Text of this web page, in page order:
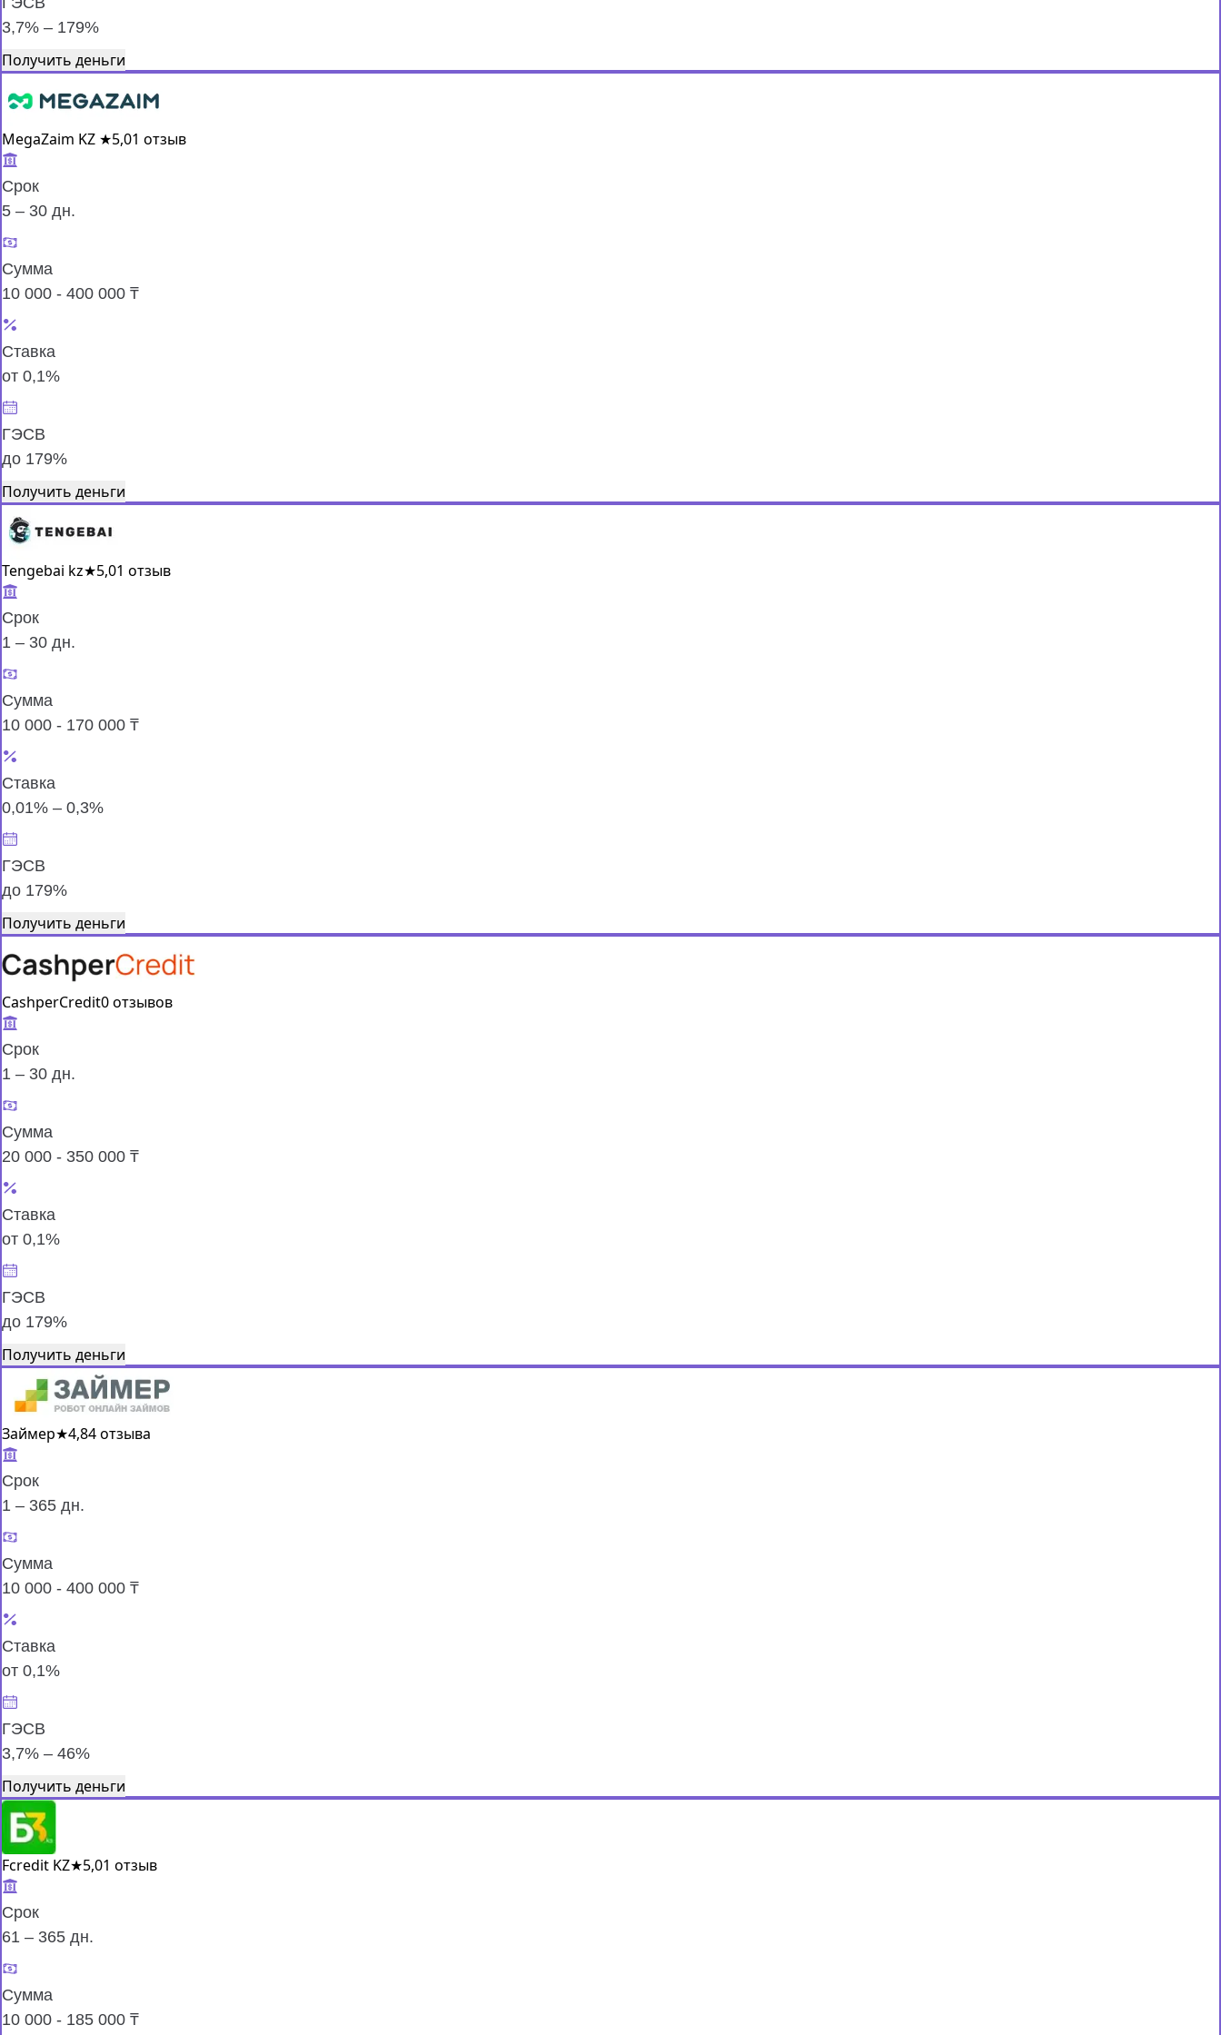
3,7% – 179%
Получить деньги
MegaZaim KZ ★5,01 отзыв
Срок
5 – 30 дн.
Сумма
10 000 - 400 000 ₸
Ставка
от 0,1%
ГЭСВ
до 179%
Получить деньги
Tengebai kz★5,01 отзыв
Срок
1 – 30 дн.
Сумма
10 000 - 170 000 ₸
Ставка
0,01% – 0,3%
ГЭСВ
до 179%
Получить деньги
CashperCredit0 отзывов
Срок
1 – 30 дн.
Сумма
20 000 - 350 000 ₸
Ставка
от 0,1%
ГЭСВ
до 179%
Получить деньги
Займер★4,84 отзыва
Срок
1 – 365 дн.
Сумма
10 000 - 400 000 ₸
Ставка
от 0,1%
ГЭСВ
3,7% – 46%
Получить деньги
Fcredit KZ★5,01 отзыв
Срок
61 – 365 дн.
Сумма
10 000 - 185 000 ₸